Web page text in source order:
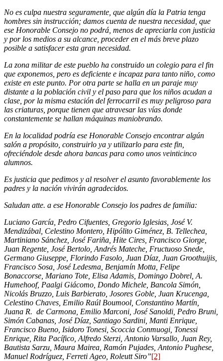
No es culpa nuestra seguramente, que algún día la Patria tenga
hombres sin instrucción; damos cuenta de nuestra necesidad, que
ese Honorable Consejo no podrá, menos de apreciarla con justicia
y por los medios a su alcance, proceder en el más breve plazo
posible a satisfacer esta gran necesidad.
La zona militar de este pueblo ha construido un colegio para el fin
que exponemos, pero es deficiente e incapaz para tanto niño, como
existe en este punto. Por otra parte se halla en un paraje muy
distante a la población civil y el paso para que los niños acudan a
clase, por la misma estación del ferrocarril es muy peligroso para
las criaturas, porque tienen que atravesar las vías donde
constantemente se hallan máquinas maniobrando.
En la localidad podría ese Honorable Consejo encontrar algún
salón a propósito, construirlo ya y utilizarlo para este fin,
ofreciéndole desde ahora bancas para como unos veinticinco
alumnos.
Es justicia que pedimos y al resolver el asunto favorablemente los
padres y la nación vivirán agradecidos.
Saludan atte. a ese Honorable Consejo los padres de familia:
Luciano García, Pedro Cifuentes, Gregorio Iglesias, José V.
Mendizábal, Celestino Montero, Hipólito Giménez, B. Tellechea,
Martiniano Sánchez, José Fariña, Hite Cires, Francisco Giorge,
Juan Regente, José Bertolo, Andrés Mateche, Fructuoso Snede,
Germano Giuseppe, Florindo Fasolo, Juan Díaz, Juan Groothuijis,
Francisco Sosa, José Ledesma, Benjamín Motta, Felipe
Bonaccorse, Mariano Tote, Elisa Adamis, Domingo Dobrel, A.
Humehoof, Paalgi Giácomo, Dondo Michele, Bancola Simón,
Nicolás Bruzzo, Luis Barbierato, Josores Goble, Juan Krucenga,
Celestino Chaves, Emilio Raúl Boumool, Constantino Martín,
Juana R. de Carmona, Emilio Marconi, José Sanoldi, Pedro Bruni,
Simón Cabanas, José Díaz, Santiago Sardini, Manti Enrique,
Francisco Bueno, Isidoro Tonesi, Scoccia Conmuogi, Tonessi
Enrique, Rita Pacífico, Alfredo Sterzi, Antonio Varsallo, Juan Rey,
Bautista Sarzu, Maura Mairea, Ramón Pujades, Antonio Pughese,
Manuel Rodríguez, Ferreti Ageo, Roleutt Siro”[2]